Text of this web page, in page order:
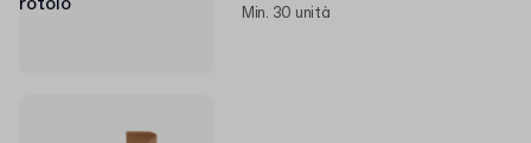
Min. 30 unità